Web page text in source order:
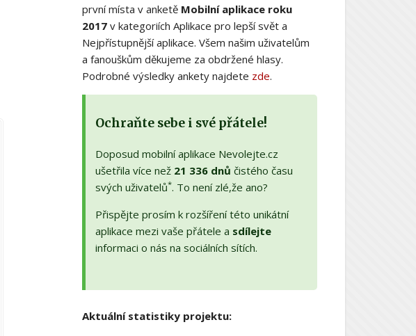
první místa v anketě Mobilní aplikace roku
2017v kategoriích Aplikace pro lepší svět a
Nejpřístupnější aplikace. Všem našim uživatelům
a fanouškům děkujeme za obdržené hlasy.
Podrobné výsledky ankety najdete zde.
Ochraňte sebe i své přátele!
Doposud mobilní aplikace Nevolejte.cz
ušetřila více než 21 336 dnů čistého času
svých uživatelů*. To není zlé,že ano?
Přispějte prosím k rozšíření této unikátní
aplikace mezi vaše přátele a sdílejte
informaci o nás na sociálních sítích.
Aktuální statistiky projektu: